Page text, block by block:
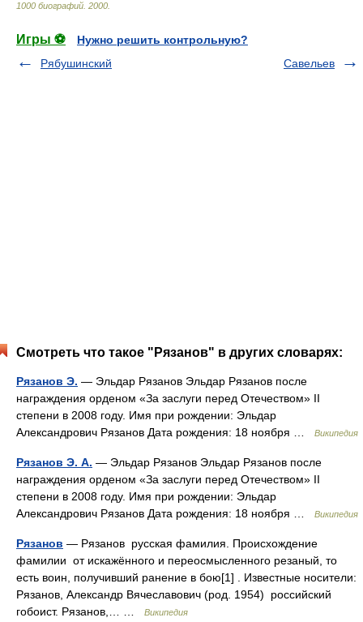
1000 биографий 2000
Игры ⚽
Нужно решить контрольную?
Рябушинский
Савельев
Смотреть что такое "Рязанов" в других словарях:
Рязанов Э. — Эльдар Рязанов Эльдар Рязанов после
награждения орденом «За заслуги перед Отечеством» II
степени в 2008 году. Имя при рождении: Эльдар
Александрович Рязанов Дата рождения: 18 ноября …
Википедия
Рязанов Э. А. — Эльдар Рязанов Эльдар Рязанов после
награждения орденом «За заслуги перед Отечеством» II
степени в 2008 году. Имя при рождении: Эльдар
Александрович Рязанов Дата рождения: 18 ноября …
Википедия
Рязанов — Рязанов русская фамилия. Происхождение
фамилии от искажённого и переосмысленного резаный, то
есть воин, получивший ранение в бою[1] . Известные носители:
Рязанов, Александр Вячеславович (род. 1954) российский
гобоист. Рязанов,… …
Википедия